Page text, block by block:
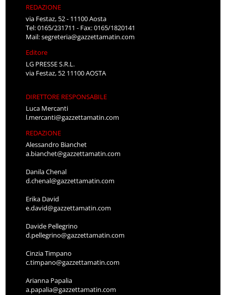
REDAZIONE
via Festaz, 52 - 11100 Aosta
Tel: 0165/231711 - Fax: 0165/1820141
Mail:segreteria@gazzettamatin.com
Editore
LG PRESSE S.R.L.
via Festaz, 52 11100 AOSTA
DIRETTORE RESPONSABILE
Luca Mercanti
l.mercanti@gazzettamatin.com
REDAZIONE
Alessandro Bianchet
a.bianchet@gazzettamatin.com
Danila Chenal
d.chenal@gazzettamatin.com
Erika David
e.david@gazzettamatin.com
Davide Pellegrino
d.pellegrino@gazzettamatin.com
Cinzia Timpano
c.timpano@gazzettamatin.com
Arianna Papalia
a.papalia@gazzettamatin.com